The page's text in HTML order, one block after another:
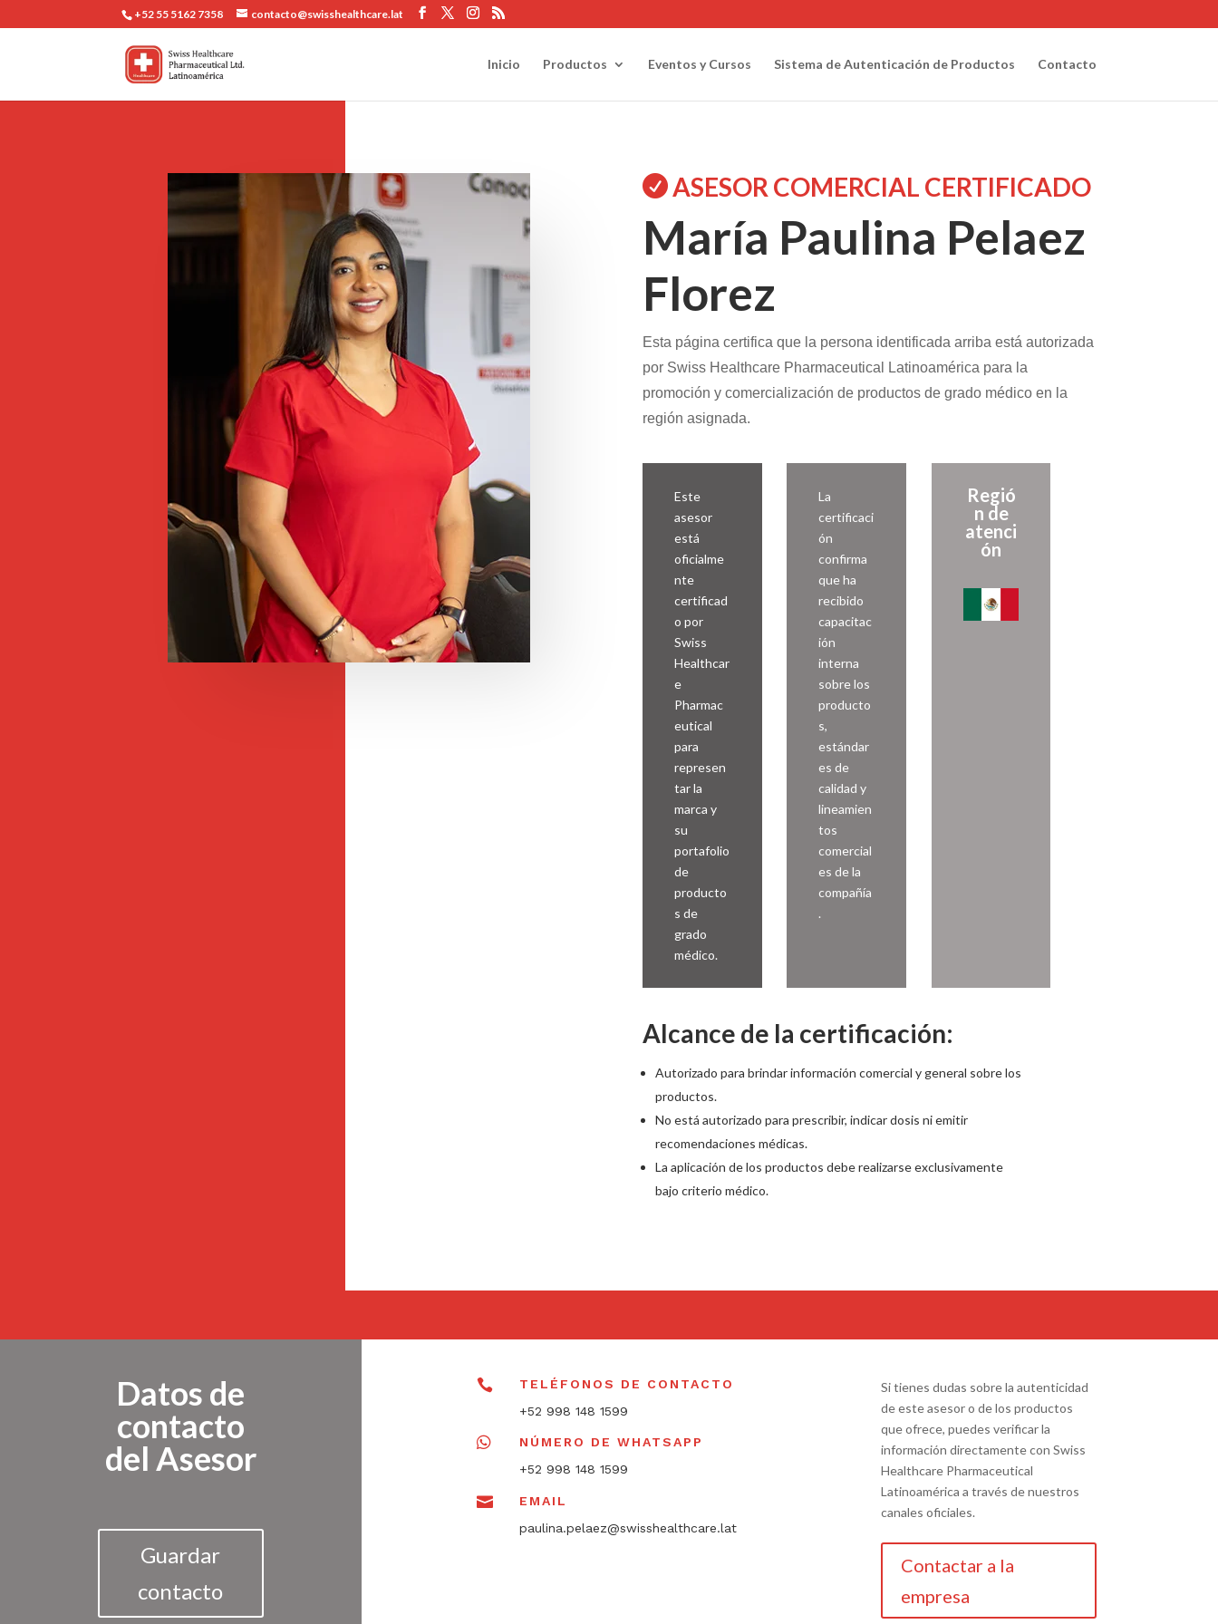
+52 55 5162 7358 contacto@swisshealthcare.lat
Inicio Productos Eventos y Cursos Sistema de Autenticación de Productos Contacto
ASESOR COMERCIAL CERTIFICADO
María Paulina Pelaez
Florez
Esta página certifica que la persona identificada arriba está autorizada
por Swiss Healthcare Pharmaceutical Latinoamérica para la
promoción y comercialización de productos de grado médico en la
región asignada.
Este
asesor
está
oficialme
nte
certificad
o por
Swiss
Healthcar
e
Pharmac
eutical
para
represen
tar la
marca y
su
portafolio
de
producto
s de
grado
médico.
La
certificaci
ón
confirma
que ha
recibido
capacitac
ión
interna
sobre los
producto
s,
estándar
es de
calidad y
lineamien
tos
comercial
es de la
compañía
.
Regió
n de
atenci
ón
Alcance de la certificación:
Autorizado para brindar información comercial y general sobre los
productos.
No está autorizado para prescribir, indicar dosis ni emitir
recomendaciones médicas.
La aplicación de los productos debe realizarse exclusivamente
bajo criterio médico.
Datos de
contacto
del Asesor
Guardar
contacto

TELÉFONOS DE CONTACTO
+52 998 148 1599

NÚMERO DE WHATSAPP
+52 998 148 1599

EMAIL
paulina.pelaez@swisshealthcare.lat
Si tienes dudas sobre la autenticidad
de este asesor o de los productos
que ofrece, puedes verificar la
información directamente con Swiss
Healthcare Pharmaceutical
Latinoamérica a través de nuestros
canales oficiales.
Contactar a la
empresa